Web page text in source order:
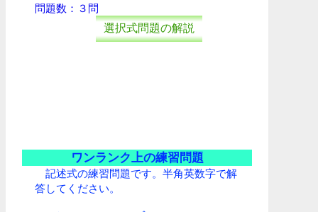
問題数：３問
選択式問題の解説
ワンランク上の練習問題
記述式の練習問題です。半角英数字で解
答してください。